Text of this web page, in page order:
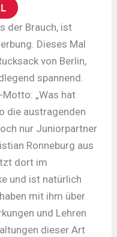
der Brauch, ist
Dieses Mal
von Berlin,
spannend.
„Was hat
die austragenden
nur Juniorpartner
Ronneburg aus
dort im
und ist natürlich
mit ihm über
und Lehren
dieser Art